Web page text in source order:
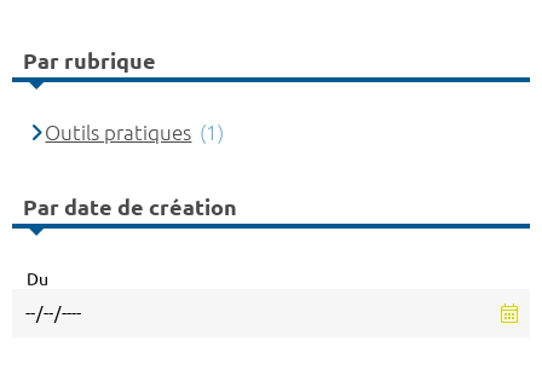
Par rubrique
Outils pratiques (1)
Par date de création
Du